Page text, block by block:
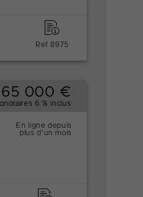
Ref 8975
000 €
6 % inclus
En ligne depuis
plus d'un mois